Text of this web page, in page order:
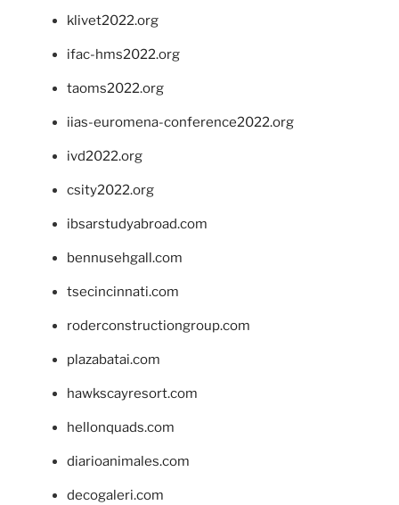
klivet2022.org
ifac-hms2022.org
taoms2022.org
iias-euromena-conference2022.org
ivd2022.org
csity2022.org
ibsarstudyabroad.com
bennusehgall.com
tsecincinnati.com
roderconstructiongroup.com
plazabatai.com
hawkscayresort.com
hellonquads.com
diarioanimales.com
decogaleri.com